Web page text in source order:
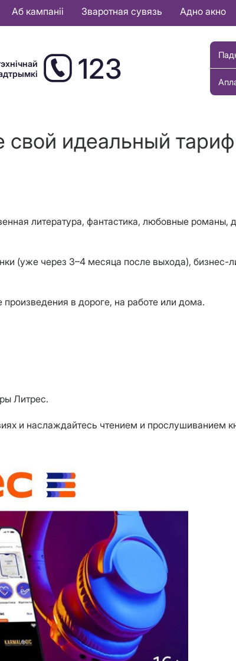
Аб кампаніі Зваротная сувязь Адно акно
123
свой идеальный
литература, фантастика, любовные романы,
(уже через 3–4 месяца после выхода), бизнес-
в дороге, на работе или дома.
Литрес.
и наслаждайтесь чтением и прослушиванием